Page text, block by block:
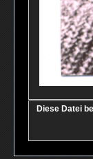
Diese Datei